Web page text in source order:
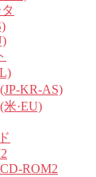
KR-AS)
米·EU)
ROM2